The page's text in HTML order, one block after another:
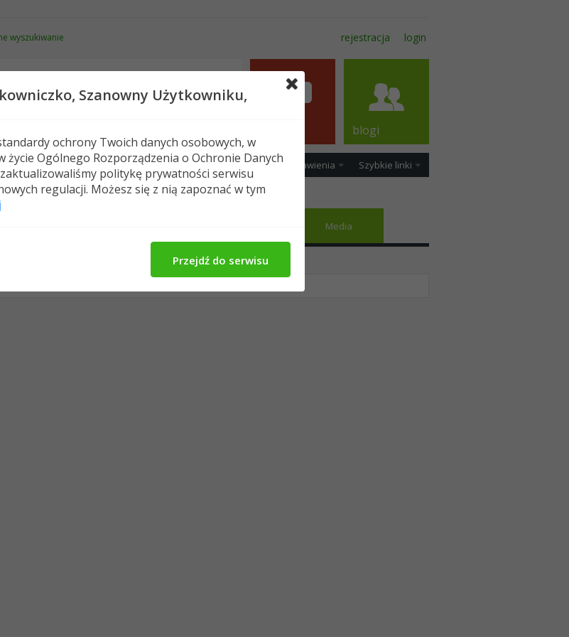
wyszukiwanie rejestracja login
Nowe posty FAQ Kalendarz Spełeczność Ustawienia Szybkie linki
blogi
Media
Szanowny Użytkowniku,
ochrony Twoich danych osobowych, w
życie Ogólnego Rozporządzenia o Ochronie Danych
politykę prywatności serwisu
regulacji. Możesz się z nią zapoznać w tym
Przejdź do serwisu